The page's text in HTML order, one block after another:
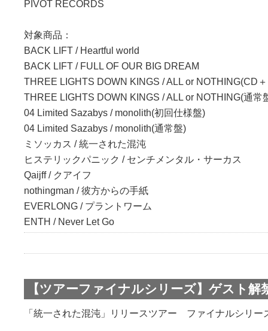
PIVOT RECORDS
対象商品 ：
BACK LIFT / Heartful world
BACK LIFT / FULL OF OUR BIG DREAM
THREE LIGHTS DOWN KINGS / ALL or NOTHING(CD
THREE LIGHTS DOWN KINGS / ALL or NOTHING(通常
04 Limited Sazabys / monolith(初回仕様盤)
04 Limited Sazabys / monolith(通常盤)
ミソッカス / 統一された混沌
ヒステリックパニック / センチメンタル・サーカス
Qaijff / クアイフ
nothingman / 彼方からの手紙
EVERLONG / プラントワーム
ENTH / Never Let Go
【ツアーファイナルシリーズ】ゲスト解
「統一された混沌」リリースツアー ファイナルシリー